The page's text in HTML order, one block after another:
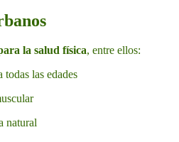
la salud física, entre ellos:
las edades
natural